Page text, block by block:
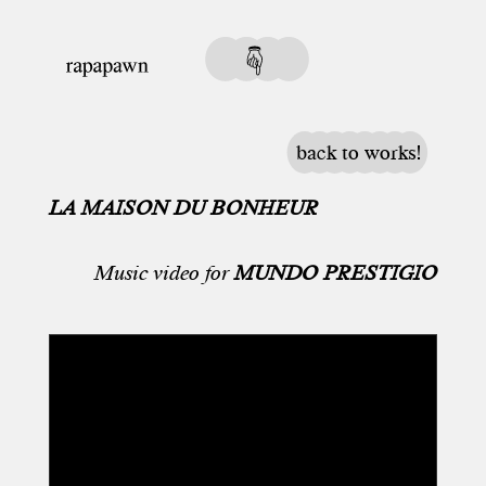
back to works!
LA MAISON DU BONHEUR
Music video forMUNDO PRESTIGIO